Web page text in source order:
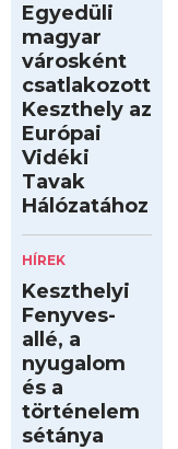
Egyedüli
magyar
városként
csatlakozott
Keszthely az
Európai
Vidéki
Tavak
Hálózatához
HÍREK
Keszthelyi
Fenyves-
allé, a
nyugalom
és a
történelem
sétánya